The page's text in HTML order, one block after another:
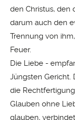
den Christus, den
darum auch den
Trennung von
Feuer.
Die Liebe -
Jüngsten Gericht.
die
Glauben ohne
glauben,